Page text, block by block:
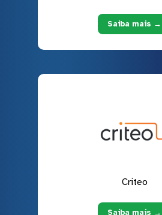
Saiba mais →
Criteo
Saiba mais →